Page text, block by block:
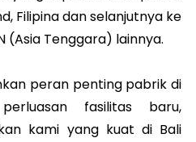
Filipina danselanjutnya ke
(Asia Tenggara) lainnya.
peran penting pabrik di
fasilitas baru,
kami yang kuat di Bali